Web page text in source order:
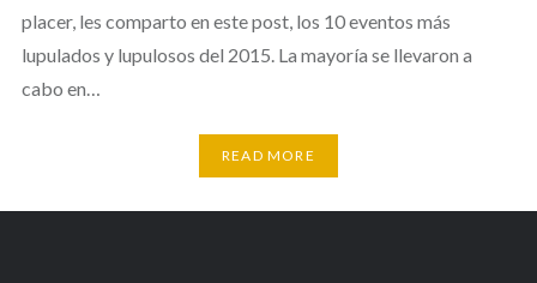
placer, les comparto en este post, los 10 eventos más
lupulados y lupulosos del 2015. La mayoría se llevaron a
cabo en…
READ MORE